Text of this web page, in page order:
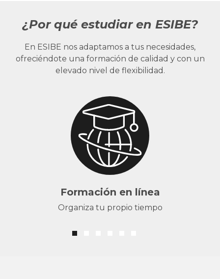
¿Por qué estudiar en ESIBE?
En ESIBE nos adaptamos a tus necesidades,
ofreciéndote una formación de calidad y con un
elevado nivel de flexibilidad.
Formación en línea
Organiza tu propio tiempo